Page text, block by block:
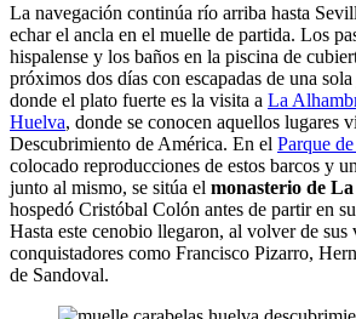
La navegación continúa río arriba hasta
echar el ancla en el muelle de partida. Los
hispalense y los baños en la piscina de
próximos dos días con escapadas de una
donde el plato fuerte es la visita a La
Huelva, donde se conocen aquellos lugares
Descubrimiento de América. En el Parque
colocado reproducciones de estos barcos y
junto al mismo, se sitúa el monasterio de
hospedó Cristóbal Colón antes de partir en
Hasta este cenobio llegaron, al volver de sus
conquistadores como Francisco Pizarro,
de Sandoval.